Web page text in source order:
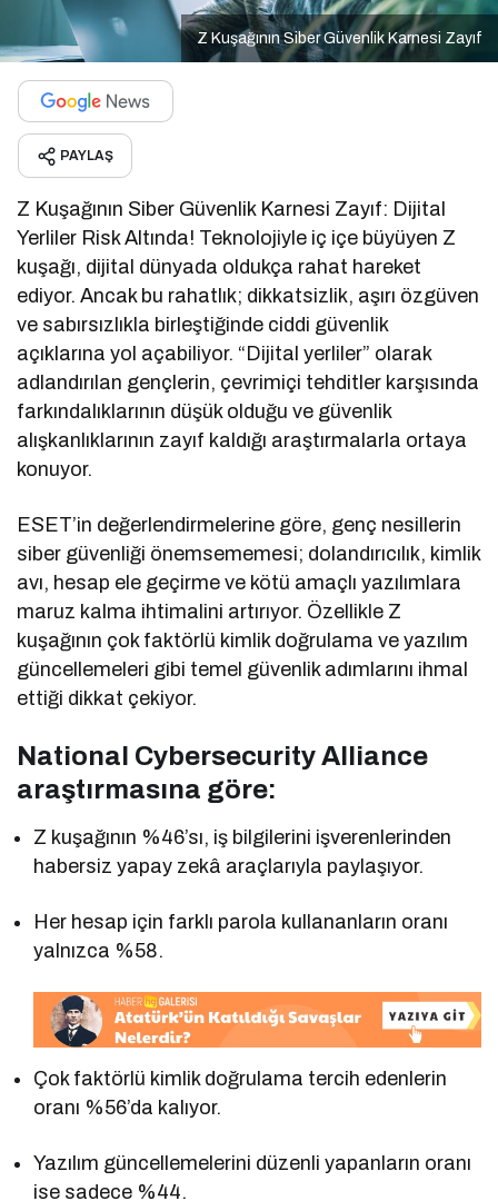
Z Kuşağının Siber Güvenlik Karnesi Zayıf
PAYLAŞ
Z Kuşağının Siber Güvenlik Karnesi Zayıf: Dijital
Yerliler Risk Altında! Teknolojiyle iç içe büyüyen Z
kuşağı, dijital dünyada oldukça rahat hareket
ediyor. Ancak bu rahatlık; dikkatsizlik, aşırı özgüven
ve sabırsızlıkla birleştiğinde ciddi güvenlik
açıklarına yol açabiliyor. “Dijital yerliler” olarak
adlandırılan gençlerin, çevrimiçi tehditler karşısında
farkındalıklarının düşük olduğu ve güvenlik
alışkanlıklarının zayıf kaldığı araştırmalarla ortaya
konuyor.
ESET’in değerlendirmelerine göre, genç nesillerin
siber güvenliği önemsememesi; dolandırıcılık, kimlik
avı, hesap ele geçirme ve kötü amaçlı yazılımlara
maruz kalma ihtimalini artırıyor. Özellikle Z
kuşağının çok faktörlü kimlik doğrulama ve yazılım
güncellemeleri gibi temel güvenlik adımlarını ihmal
ettiği dikkat çekiyor.
National Cybersecurity Alliance
araştırmasına göre:
Z kuşağının %46’sı, iş bilgilerini işverenlerinden
habersiz yapay zekâ araçlarıyla paylaşıyor.
Her hesap için farklı parola kullananların oranı
yalnızca %58.
Çok faktörlü kimlik doğrulama tercih edenlerin
oranı %56’da kalıyor.
Yazılım güncellemelerini düzenli yapanların oranı
ise sadece %44.